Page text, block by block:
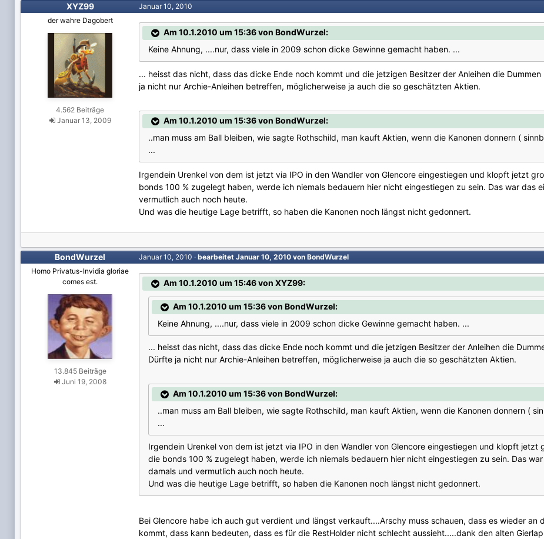
XYZ99
der wahre Dagobert
4.562 Beiträge
Januar 13, 2009
Januar 10, 2010
Am 10.1.2010 um 15:36 von BondWurzel:
Keine Ahnung, ....nur, dass viele in 2009 schon dicke Gewinne gemacht haben. ...
... heisst das nicht, dass das dicke Ende noch kommt und die jetzigen Besitzer der Anleihen die
ja nicht nur Archie-Anleihen betreffen, möglicherweise ja auch die so geschätzten Aktien.
Am 10.1.2010 um 15:36 von BondWurzel:
..man muss am Ball bleiben, wie sagte Rothschild, man kauft Aktien, wenn die Kanonen donnern (
...
Irgendein Urenkel von dem ist jetzt via IPO in den Wandler von Glencore eingestiegen und klopft jetzt
bonds 100 % zugelegt haben, werde ich niemals bedauern hier nicht eingestiegen zu sein. Das war das
vermutlich auch noch heute.
Und was die heutige Lage betrifft, so haben die Kanonen noch längst nicht gedonnert.
BondWurzel
Homo Privatus-Invidia gloriae
comes est.
13.845 Beiträge
Juni 19, 2008
Januar 10, 2010 · bearbeitet Januar 10, 2010 von BondWurzel
Am 10.1.2010 um 15:46 von XYZ99:
Am 10.1.2010 um 15:36 von BondWurzel:
Keine Ahnung, ....nur, dass viele in 2009 schon dicke Gewinne gemacht haben. ...
... heisst das nicht, dass das dicke Ende noch kommt und die jetzigen Besitzer der Anleihen die
Dürfte ja nicht nur Archie-Anleihen betreffen, möglicherweise ja auch die so geschätzten Aktien.
Am 10.1.2010 um 15:36 von BondWurzel:
..man muss am Ball bleiben, wie sagte Rothschild, man kauft Aktien, wenn die Kanonen donnern (
...
Irgendein Urenkel von dem ist jetzt via IPO in den Wandler von Glencore eingestiegen und klopft jetzt
die bonds 100 % zugelegt haben, werde ich niemals bedauern hier nicht eingestiegen zu sein. Das
damals und vermutlich auch noch heute.
Und was die heutige Lage betrifft, so haben die Kanonen noch längst nicht gedonnert.
Bei Glencore habe ich auch gut verdient und längst verkauft....Arschy muss schauen, dass es wieder an
kommt, dass kann bedeuten, dass es für die RestHolder nicht schlecht aussieht.....dank den alten